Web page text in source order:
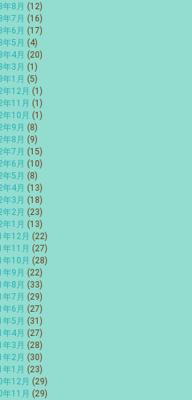
年8月 (12)
年7月 (16)
年6月 (17)
年5月 (4)
年4月 (20)
年3月 (1)
年1月 (5)
年12月 (1)
年11月 (1)
年10月 (1)
年9月 (8)
年8月 (9)
年7月 (15)
年6月 (10)
年5月 (8)
年4月 (13)
年3月 (18)
年2月 (23)
年1月 (13)
年12月 (22)
年11月 (27)
年10月 (28)
年9月 (22)
年8月 (33)
年7月 (29)
年6月 (27)
年5月 (31)
年4月 (27)
年3月 (28)
年2月 (30)
年1月 (23)
年12月 (29)
年11月 (29)